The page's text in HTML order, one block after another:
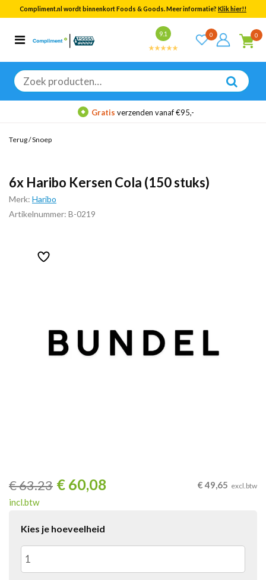
Compliment.nl wordt binnenkort Foods & Goods. Meer informatie? Klik hier!!
9.1 0 0
Zoeken
naar:
Categorieën
Bekijk alle resultaten
Gratis verzenden vanaf €95,-
Terug/Snoep
6x Haribo Kersen Cola (150 stuks)
Merk: Haribo
Artikelnummer: B-0219
€63.23 € 60,08
incl.btw
€ 49,65 excl.btw
Kies je hoeveelheid
6x